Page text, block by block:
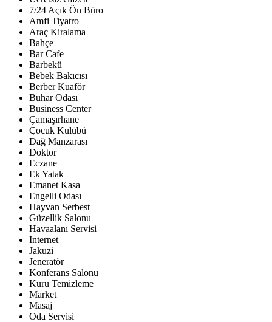
7/24 Açık Ön Büro
Amfi Tiyatro
Araç Kiralama
Bahçe
Bar Cafe
Barbekü
Bebek Bakıcısı
Berber Kuaför
Buhar Odası
Business Center
Çamaşırhane
Çocuk Kulübü
Dağ Manzarası
Doktor
Eczane
Ek Yatak
Emanet Kasa
Engelli Odası
Hayvan Serbest
Güzellik Salonu
Havaalanı Servisi
Internet
Jakuzi
Jeneratör
Konferans Salonu
Kuru Temizleme
Market
Masaj
Oda Servisi